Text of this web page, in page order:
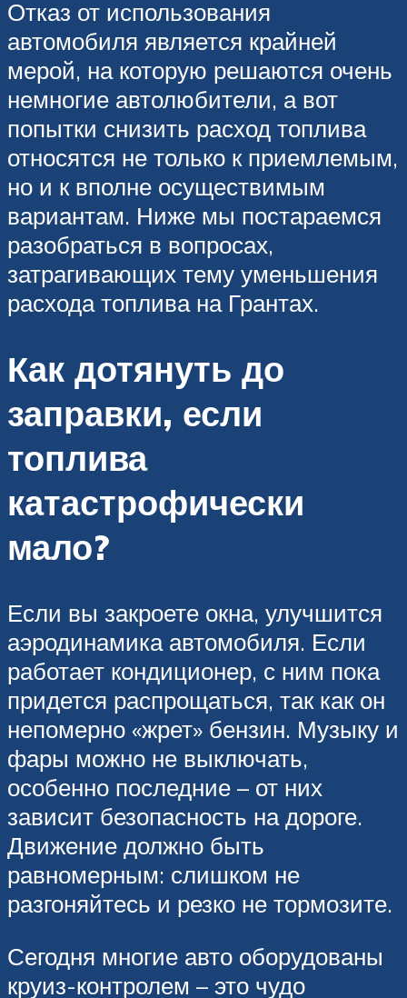
Отказ от использования
автомобиля является крайней
мерой, на которую решаются очень
немногие автолюбители, а вот
попытки снизить расход топлива
относятся не только к приемлемым,
но и к вполне осуществимым
вариантам. Ниже мы постараемся
разобраться в вопросах,
затрагивающих тему уменьшения
расхода топлива на Грантах.
Как дотянуть до
заправки, если
топлива
катастрофически
мало?
Если вы закроете окна, улучшится
аэродинамика автомобиля. Если
работает кондиционер, с ним пока
придется распрощаться, так как он
непомерно «жрет» бензин. Музыку и
фары можно не выключать,
особенно последние – от них
зависит безопасность на дороге.
Движение должно быть
равномерным: слишком не
разгоняйтесь и резко не тормозите.
Сегодня многие авто оборудованы
круиз-контролем – это чудо